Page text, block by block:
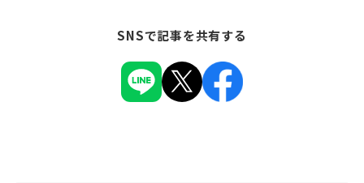
SNSで記事を共有する